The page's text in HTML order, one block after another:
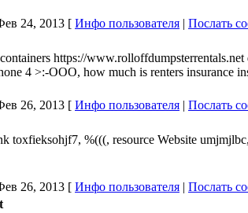
24, 2013 [ Инфо пользователя | Послать
https://
4 >:-OOO, how much is renters insurance
26, 2013 [ Инфо пользователя | Послать
toxfieksohjf7, %(((, resource Website
26, 2013 [ Инфо пользователя | Послать